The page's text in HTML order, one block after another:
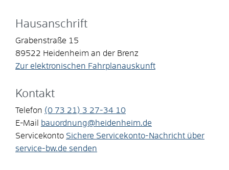
Hausanschrift
Grabenstraße 15
89522 Heidenheim an der Brenz
Zur elektronischen Fahrplanauskunft
Kontakt
Telefon (0 73 21) 3 27-34 10
E-Mail
bauordnung@heidenheim.de
Servicekonto Sichere Servicekonto-Nachricht über
service-bw.de senden